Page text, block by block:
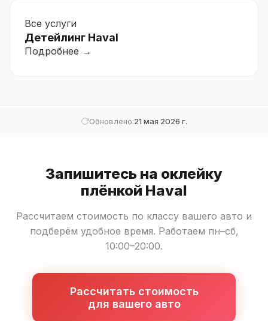
Все услуги
Детейлинг Haval
Подробнее →
Обновлено:21 мая 2026 г.
Запишитесь на оклейку
плёнкой Haval
Рассчитаем стоимость по классу вашего авто и
подберём удобное время. Работаем пн–сб,
10:00–20:00.
Рассчитать стоимость
для вашего авто